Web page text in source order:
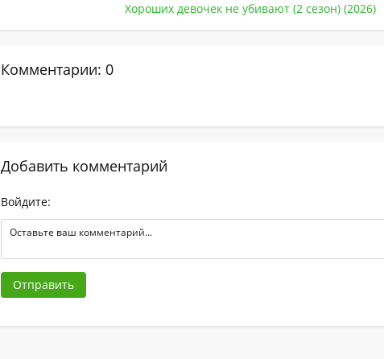
Хороших девочек не убивают (2 сезон) (2026)
Комментарии: 0
Добавить комментарий
Войдите:
Отправить